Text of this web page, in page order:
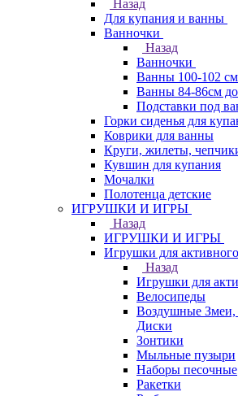
Назад
Для купания и ванны
Ванночки
Назад
Ванночки
Ванны 100-102
Ванны 84-86см
Подставки под
Горки сиденья для
Коврики для ванны
Круги, жилеты,
Кувшин для купания
Мочалки
Полотенца детские
ИГРУШКИ И ИГРЫ
Назад
ИГРУШКИ И ИГРЫ
Игрушки для
Назад
Игрушки для
Велосипеды
Воздушные
Диски
Зонтики
Мыльные пузыри
Наборы песочные
Ракетки